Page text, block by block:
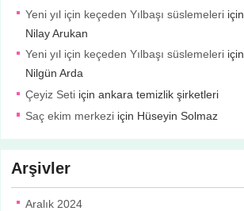
Yeni yıl için keçeden Yılbaşı süslemeleriiçin
Nilay Arukan
Yeni yıl için keçeden Yılbaşı süslemeleriiçin
Nilgün Arda
Çeyiz Setiiçin ankara temizlik şirketleri
Saç ekim merkeziiçin Hüseyin Solmaz
Arşivler
Aralık 2024